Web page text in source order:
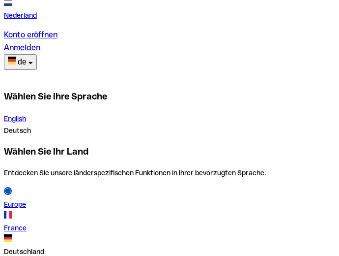
Nederland
Konto eröffnen
Anmelden
de
Wählen Sie Ihre Sprache
English
Deutsch
Wählen Sie Ihr Land
Entdecken Sie unsere länderspezifischen Funktionen in Ihrer bevorzugten Sprache.
Europe
France
Deutschland